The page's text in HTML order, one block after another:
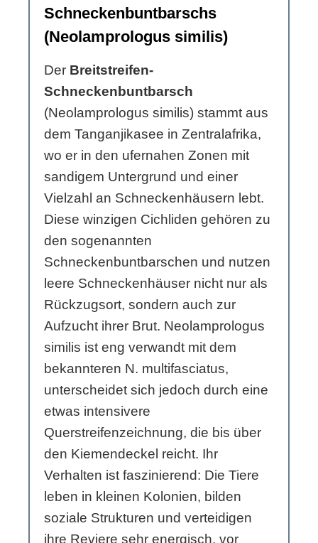
Schneckenbuntbarschs
(Neolamprologus similis)
Der Breitstreifen-
Schneckenbuntbarsch
(Neolamprologus similis) stammt aus
dem Tanganjikasee in Zentralafrika,
wo er in den ufernahen Zonen mit
sandigem Untergrund und einer
Vielzahl an Schneckenhäusern lebt.
Diese winzigen Cichliden gehören zu
den sogenannten
Schneckenbuntbarschen und nutzen
leere Schneckenhäuser nicht nur als
Rückzugsort, sondern auch zur
Aufzucht ihrer Brut. Neolamprologus
similis ist eng verwandt mit dem
bekannteren N. multifasciatus,
unterscheidet sich jedoch durch eine
etwas intensivere
Querstreifenzeichnung, die bis über
den Kiemendeckel reicht. Ihr
Verhalten ist faszinierend: Die Tiere
leben in kleinen Kolonien, bilden
soziale Strukturen und verteidigen
ihre Reviere sehr energisch, vor